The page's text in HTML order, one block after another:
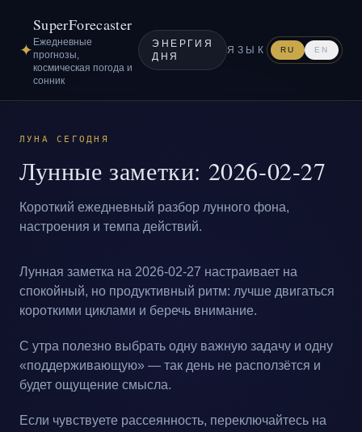
✦
SuperForecaster
Ежедневные
прогнозы,
космическая погода и
сонник
ЭНЕРГИЯ
ДНЯ
ЯЗЫК RU EN
ЛУНА СЕГОДНЯ
Лунные заметки: 2026-02-27
Короткий ежедневный разбор лунного фона,
настроения и темпа действий.
Лунная заметка на 2026-02-27 настраивает на
спокойный, но продуктивный ритм: лучше двигаться
короткими циклами и беречь внимание.
С утра полезно выбрать одну важную задачу и одну
«поддерживающую» — так день не расползётся и
будет ощущение смысла.
Если чувствуете рассеянность, переключайтесь на